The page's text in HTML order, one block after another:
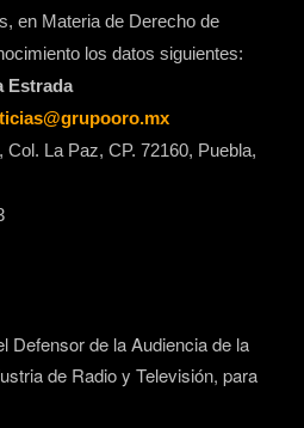
en Materia de Derecho de
los datos siguientes:
Estrada
Col. La Paz, CP. 72160, Puebla,
Defensor de la Audiencia de la
de Radio y Televisión, para